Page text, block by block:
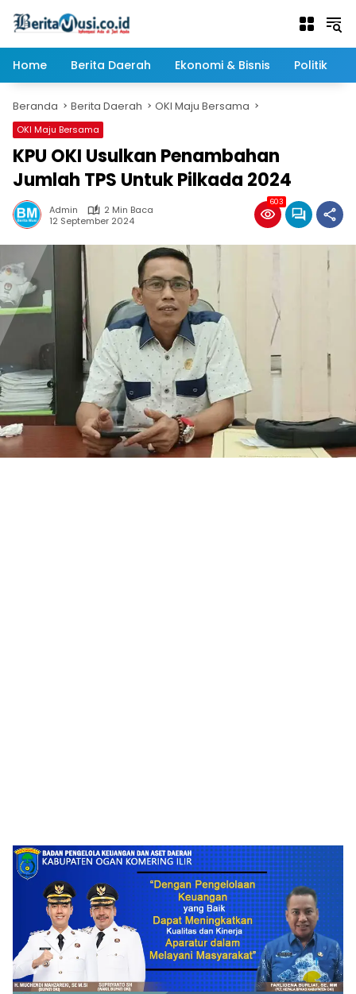
Home
Berita Daerah Ekonomi & Bisnis Politik
Beranda Berita Daerah OKI Maju Bersama
OKI Maju Bersama
KPU OKI Usulkan Penambahan
Jumlah TPS Untuk Pilkada 2024
Admin
2 Min Baca
12 September 2024
603